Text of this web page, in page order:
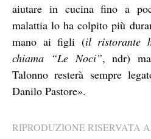
aiutare in cucina fino a
malattia lo ha colpito più
mano ai figli (il ristorante
chiama “Le Noci”, ndr)
Talonno resterà sempre
Danilo Pastore».
RIPRODUZIONE RISERVATA